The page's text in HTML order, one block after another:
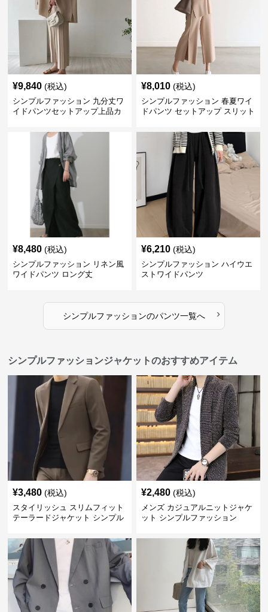
¥9,840 (税込)
シンプルファッション 九分丈ワ
イドパンツセットアップ上品カ
¥8,010 (税込)
シンプルファッション 春夏ワイ
ドパンツ セットアップ スリット
¥8,480 (税込)
シンプルファッション リネン風
ワイドパンツ ロング丈
¥6,210 (税込)
シンプルファッション ハイウエ
ストワイドパンツ
シンプルファッションのパンツ一覧へ ›
シンプルファッションジャケットのおすすめアイテム
¥3,480 (税込)
スタイリッシュ スリムフィット
テーラードジャケット シンプル
¥2,480 (税込)
メンズ カジュアルニットジャケ
ット シンプルファッション